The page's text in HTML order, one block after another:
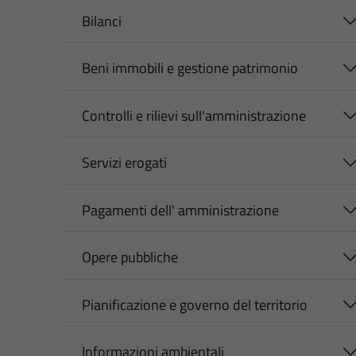
Bilanci
Beni immobili e gestione patrimonio
Controlli e rilievi sull'amministrazione
Servizi erogati
Pagamenti dell' amministrazione
Opere pubbliche
Pianificazione e governo del territorio